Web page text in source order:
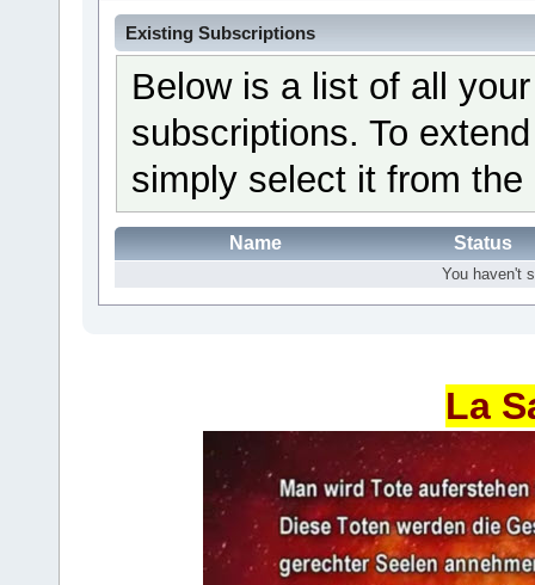
Existing Subscriptions
Below is a list of all
subscriptions. To
simply select it from
Name Status
You haven't
La